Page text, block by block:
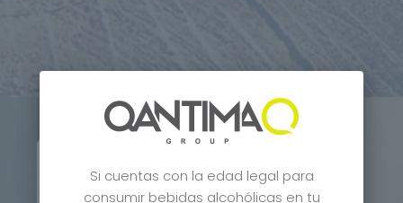
Si cuentas con la edad legal para
consumir bebidas alcohólicas en tu